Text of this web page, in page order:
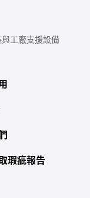
工廠支援設備
瑕疵報告